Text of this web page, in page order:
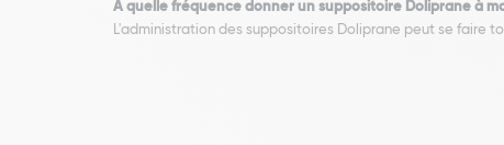
A quelle fréquence donner un suppositoire Doliprane à
L'administration des suppositoires Doliprane peut se faire